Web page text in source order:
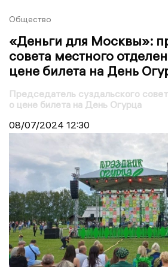
Общество
«Деньги для Москвы»:
совета местного
цене билета на День
Председатель суздальского
о цене билета на День Огурца
08/07/2024 12:30